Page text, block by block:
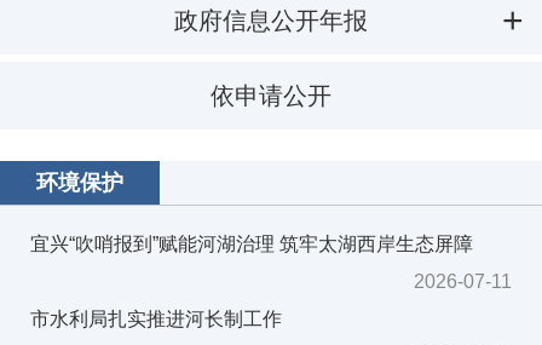
政府信息公开年报
依申请公开
环境保护
宜兴“吹哨报到”赋能河湖治理 筑牢太湖西岸生态屏障
2026-07-11
市水利局扎实推进河长制工作